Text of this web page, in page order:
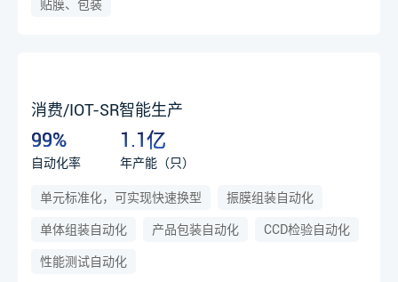
贴膜、包装
消费/IOT-SR智能生产
99%
自动化率
1.1亿
年产能（只）
单元标准化，可实现快速换型 振膜组装自动化
单体组装自动化 产品包装自动化 CCD检验自动化
性能测试自动化